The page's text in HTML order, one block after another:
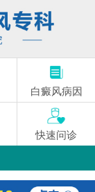
白癜风病因
快速问诊